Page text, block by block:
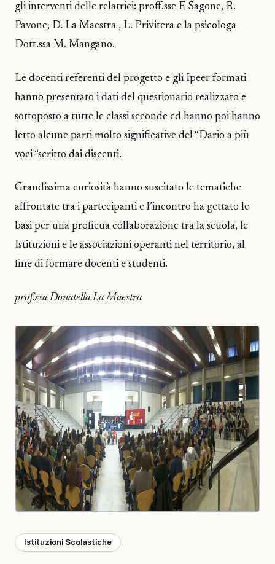
gli interventi delle relatrici: proff.sse E Sagone, R.
Pavone, D. La Maestra , L. Privitera e la psicologa
Dott.ssa M. Mangano.
Le docenti referenti del progetto e gli Ipeer formati
hanno presentato i dati del questionario realizzato e
sottoposto a tutte le classi seconde ed hanno poi hanno
letto alcune parti molto significative del “Dario a più
voci “scritto dai discenti.
Grandissima curiosità hanno suscitato le tematiche
affrontate tra i partecipanti e l’incontro ha gettato le
basi per una proficua collaborazione tra la scuola, le
Istituzioni e le associazioni operanti nel territorio, al
fine di formare docenti e studenti.
prof.ssa Donatella La Maestra
Istituzioni Scolastiche